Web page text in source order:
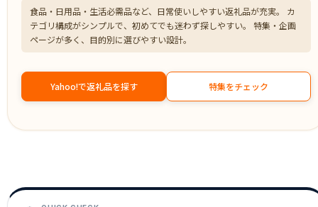
食品・日用品・生活必需品など、日常使いしやすい返礼品が充実。 カ
テゴリ構成がシンプルで、初めてでも迷わず探しやすい。 特集・企画
ページが多く、目的別に選びやすい設計。
Yahoo!で返礼品を探す 特集をチェック